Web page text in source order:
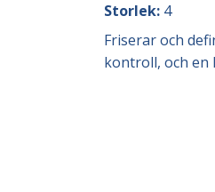
Storlek: 4
Friserar och
kontroll, och en